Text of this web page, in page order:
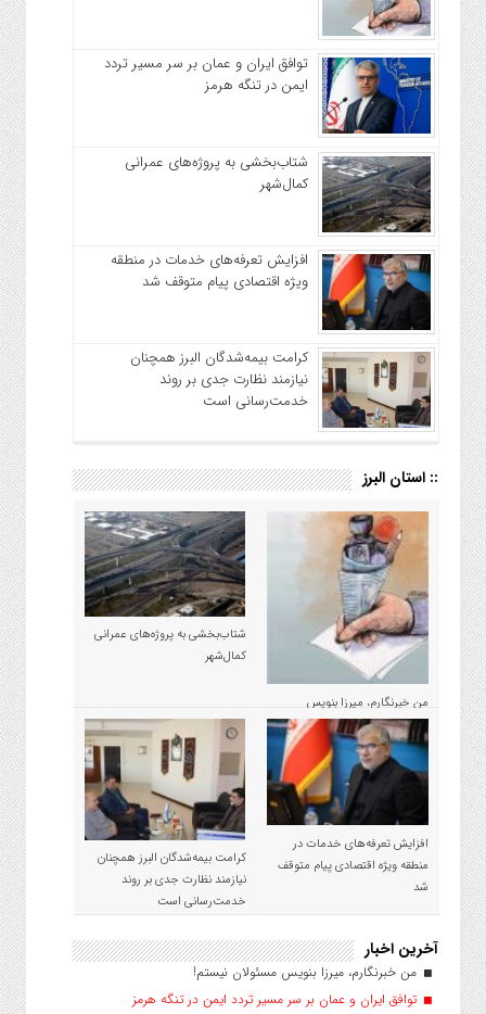
توافق ایران و عمان بر سر مسیر تردد
ایمن در تنگه هرمز
شتاب‌بخشی به پروژه‌های عمرانی
کمال‌شهر
افزایش تعرفه‌های خدمات در منطقه
ویژه اقتصادی پیام متوقف شد
کرامت بیمه‌شدگان البرز همچنان
نیازمند نظارت جدی بر روند
خدمت‌رسانی است
:: استان البرز
من خبرنگارم، میرزا بنویس
مسئولان نیستم!
شتاب‌بخشی به پروژه‌های عمرانی
کمال‌شهر
افزایش تعرفه‌های خدمات در
منطقه ویژه اقتصادی پیام متوقف
شد
کرامت بیمه‌شدگان البرز همچنان
نیازمند نظارت جدی بر روند
خدمت‌رسانی است
آخرین اخبار
من خبرنگارم، میرزا بنویس مسئولان نیستم!
توافق ایران و عمان بر سر مسیر تردد ایمن در تنگه هرمز